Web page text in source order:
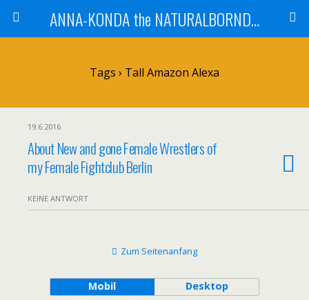
ANNA-KONDA the NATURALBORNDOM
Tags › Tall Amazon Alexa
19.6.2016
About New and gone Female Wrestlers of
my Female Fightclub Berlin
KEINE ANTWORT
Zum Seitenanfang
Mobil Desktop